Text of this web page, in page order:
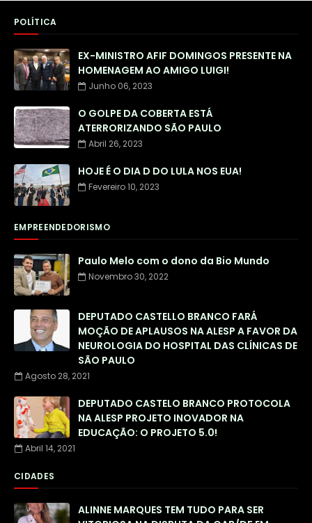
POLÍTICA
EX-MINISTRO AFIF DOMINGOS PRESENTE NA
HOMENAGEM AO AMIGO LUIGI!
Junho 06, 2023
O GOLPE DA COBERTA ESTÁ
ATERRORIZANDO SÃO PAULO
Abril 26, 2023
HOJE É O DIA D DO LULA NOS EUA!
Fevereiro 10, 2023
EMPREENDEDORISMO
Paulo Melo com o dono da Bio Mundo
Novembro 30, 2022
DEPUTADO CASTELLO BRANCO FARÁ
MOÇÃO DE APLAUSOS NA ALESP A FAVOR DA
NEUROLOGIA DO HOSPITAL DAS CLÍNICAS DE
SÃO PAULO
Agosto 28, 2021
DEPUTADO CASTELO BRANCO PROTOCOLA
NA ALESP PROJETO INOVADOR NA
EDUCAÇÃO: O PROJETO 5.0!
Abril 14, 2021
CIDADES
ALINNE MARQUES TEM TUDO PARA SER